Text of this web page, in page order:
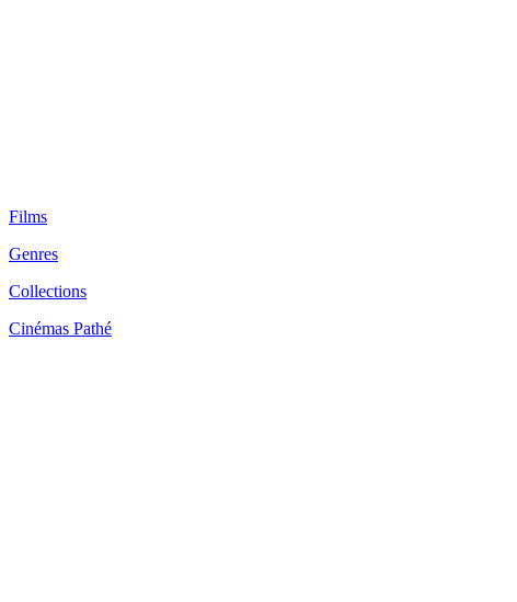
Films
Genres
Collections
Cinémas Pathé